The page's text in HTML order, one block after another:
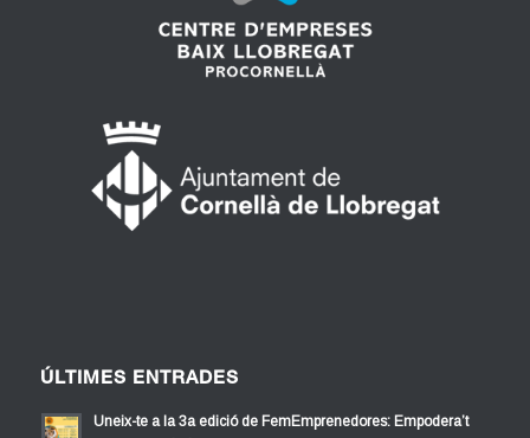
ÚLTIMES ENTRADES
Uneix-te a la 3a edició de FemEmprenedores: Empodera’t